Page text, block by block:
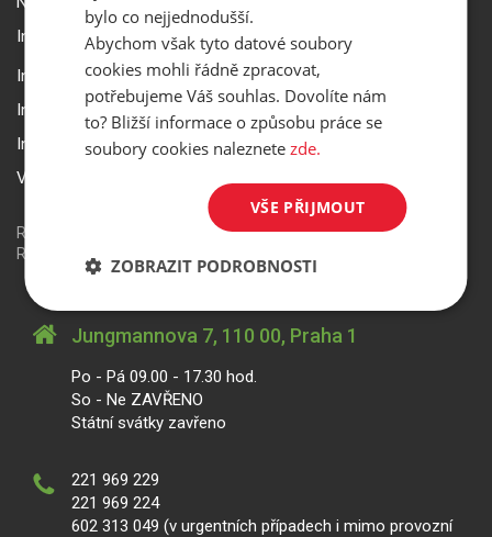
Informace k rezervaci zájezdu
Informace k pojištění
Informace k letecké přepravě
Informace k ubytování a pobytu
Volitelné doplňkové služby
Redakční systém | Rezervační systémis>tour
Realizace
Jungmannova 7, 110 00, Praha 1
Po - Pá 09.00 - 17.30 hod.
So - Ne ZAVŘENO
Státní svátky zavřeno
221 969 229
221 969 224
602 313 049 (v urgentních případech i mimo provozní
bylo co nejjednodušší.
Abychom však tyto datové soubory
cookies mohli řádně zpracovat,
potřebujeme Váš souhlas. Dovolíte nám
to? Bližší informace o způsobu práce se
soubory cookies naleznetezde.
VŠE PŘIJMOUT
ZOBRAZIT PODROBNOSTI